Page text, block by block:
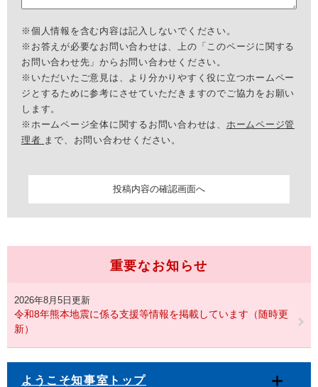
※個人情報を含む内容は記入しないでください。
※お答えが必要なお問い合わせは、上の「このページに関する
お問い合わせ先」からお問い合わせください。
※いただいたご意見は、より分かりやすく役に立つホームペー
ジとするために参考にさせていただきますのでご協力をお願い
します。
※ホームページ全体に関するお問い合わせは、 ホームページ管
理者 まで、お問い合わせください。
重要なお知らせ
2026年8月5日更新
令和8年熊本地震に係る支援等情報を掲載しています（随時更
新）
ようこそ知事室トップ